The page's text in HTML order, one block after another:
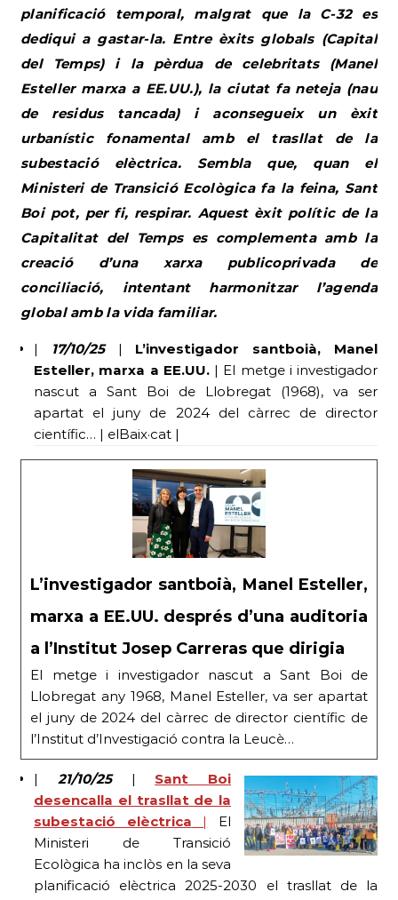
planificació temporal, malgrat que la C-32 es
dediqui a gastar-la. Entre èxits globals (Capital
del Temps) i la pèrdua de celebritats (Manel
Esteller marxa a EE.UU.), la ciutat fa neteja (nau
de residus tancada) i aconsegueix un èxit
urbanístic fonamental amb el trasllat de la
subestació elèctrica. Sembla que, quan el
Ministeri de Transició Ecològica fa la feina, Sant
Boi pot, per fi, respirar. Aquest èxit polític de la
Capitalitat del Temps es complementa amb la
creació d’una xarxa publicoprivada de
conciliació, intentant harmonitzar l’agenda
global amb la vida familiar.
| 17/10/25 | L’investigador santboià, Manel
Esteller, marxa a EE.UU.| El metge i investigador
nascut a Sant Boi de Llobregat (1968), va ser
apartat el juny de 2024 del càrrec de director
científic… | elBaix·cat |
L’investigador santboià, Manel Esteller,
marxa a EE.UU. després d’una auditoria
a l’Institut Josep Carreras que dirigia
El metge i investigador nascut a Sant Boi de
Llobregat any 1968, Manel Esteller, va ser apartat
el juny de 2024 del càrrec de director científic de
l’Institut d’Investigació contra la Leucè…
| 21/10/25| Sant Boi
desencalla el trasllat de la
subestació elèctrica |
El
Ministeri de Transició
Ecològica ha inclòs en la seva
planificació elèctrica 2025-2030 el trasllat de la